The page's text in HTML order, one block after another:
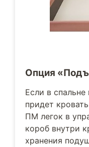
Опция
Если в
придет
ПМ легок в
короб внутри
хранения